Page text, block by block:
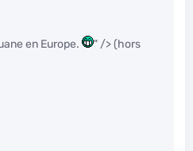
en Europe.
" /> (hors